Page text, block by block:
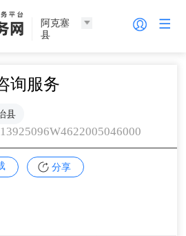
阿克塞
县
询服务
县
分享